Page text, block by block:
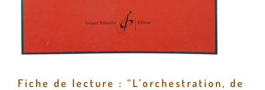
Fiche de lecture : “L’orchestration, de